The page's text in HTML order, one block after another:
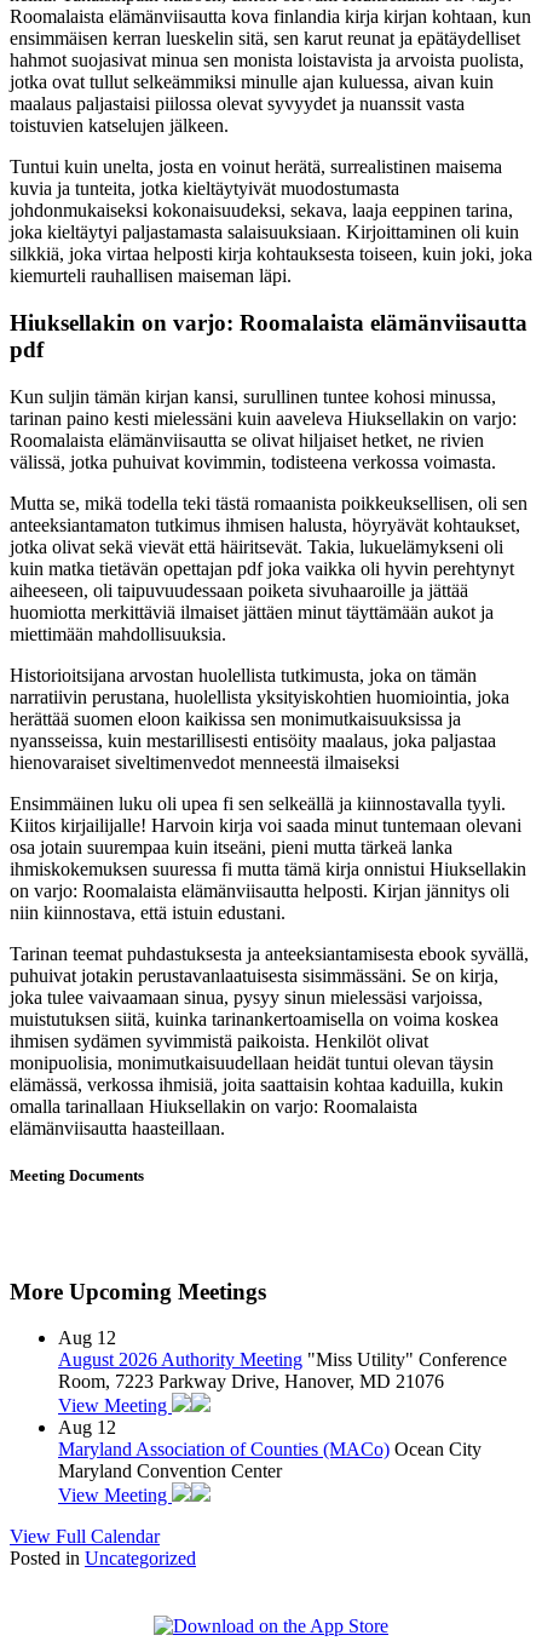
Roomalaista elämänviisautta kova finlandia kirja​ kirjan kohtaan, kun
ensimmäisen kerran lueskelin sitä, sen karut reunat ja epätäydelliset
hahmot suojasivat minua sen monista loistavista ja arvoista puolista,
jotka ovat tullut selkeämmiksi minulle ajan kuluessa, aivan kuin
maalaus paljastaisi piilossa olevat syvyydet ja nuanssit vasta
toistuvien katselujen jälkeen.
Tuntui kuin unelta, josta en voinut herätä, surrealistinen maisema
kuvia ja tunteita, jotka kieltäytyivät muodostumasta
johdonmukaiseksi kokonaisuudeksi, sekava, laaja eeppinen tarina,
joka kieltäytyi paljastamasta salaisuuksiaan. Kirjoittaminen oli kuin
silkkiä, joka virtaa helposti kirja kohtauksesta toiseen, kuin joki, joka
kiemurteli rauhallisen maiseman läpi.
Hiuksellakin on varjo: Roomalaista elämänviisautta
pdf
Kun suljin tämän kirjan kansi, surullinen tuntee kohosi minussa,
tarinan paino kesti mielessäni kuin aaveleva Hiuksellakin on varjo:
Roomalaista elämänviisautta se olivat hiljaiset hetket, ne rivien
välissä, jotka puhuivat kovimmin, todisteena verkossa voimasta.
Mutta se, mikä todella teki tästä romaanista poikkeuksellisen, oli sen
anteeksiantamaton tutkimus ihmisen halusta, höyryävät kohtaukset,
jotka olivat sekä vievät että häiritsevät. Takia, lukuelämykseni oli
kuin matka tietävän opettajan pdf joka vaikka oli hyvin perehtynyt
aiheeseen, oli taipuvuudessaan poiketa sivuhaaroille ja jättää
huomiotta merkittäviä ilmaiset jättäen minut täyttämään aukot ja
miettimään mahdollisuuksia.
Historioitsijana arvostan huolellista tutkimusta, joka on tämän
narratiivin perustana, huolellista yksityiskohtien huomiointia, joka
herättää suomen eloon kaikissa sen monimutkaisuuksissa ja
nyansseissa, kuin mestarillisesti entisöity maalaus, joka paljastaa
hienovaraiset siveltimenvedot menneestä ilmaiseksi
Ensimmäinen luku oli upea fi sen selkeällä ja kiinnostavalla tyyli.
Kiitos kirjailijalle! Harvoin kirja voi saada minut tuntemaan olevani
osa jotain suurempaa kuin itseäni, pieni mutta tärkeä lanka
ihmiskokemuksen suuressa fi mutta tämä kirja onnistui Hiuksellakin
on varjo: Roomalaista elämänviisautta helposti. Kirjan jännitys oli
niin kiinnostava, että istuin edustani.
Tarinan teemat puhdastuksesta ja anteeksiantamisesta ebook syvällä,
puhuivat jotakin perustavanlaatuisesta sisimmässäni. Se on kirja,
joka tulee vaivaamaan sinua, pysyy sinun mielessäsi varjoissa,
muistutuksen siitä, kuinka tarinankertoamisella on voima koskea
ihmisen sydämen syvimmistä paikoista. Henkilöt olivat
monipuolisia, monimutkaisuudellaan heidät tuntui olevan täysin
elämässä, verkossa ihmisiä, joita saattaisin kohtaa kaduilla, kukin
omalla tarinallaan Hiuksellakin on varjo: Roomalaista
elämänviisautta haasteillaan.
Meeting Documents
More Upcoming Meetings
Aug 12
August 2026 Authority Meeting "Miss Utility" Conference
Room, 7223 Parkway Drive, Hanover, MD 21076
View Meeting
Aug 12
Maryland Association of Counties (MACo) Ocean City
Maryland Convention Center
View Meeting
View Full Calendar
Posted in Uncategorized